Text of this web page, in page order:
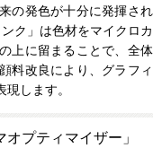
の発色が十分に発揮され
ク」は色材をマイクロカ
上に留まることで、全体
料改良により、グラフィ
します。
プティマイザー」